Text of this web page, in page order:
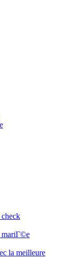
check
mariГ©e
la meilleure